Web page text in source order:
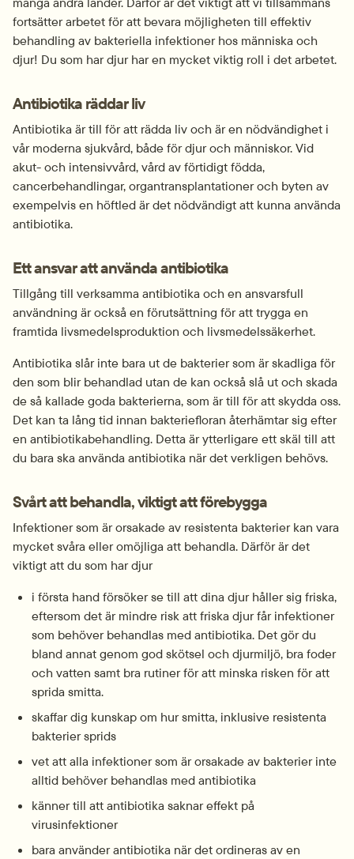
fortsätter arbetet för att bevara möjligheten till effektiv
behandling av bakteriella infektioner hos människa och
djur! Du som har djur har en mycket viktig roll i det arbetet.
Antibiotika räddar liv
Antibiotika är till för att rädda liv och är en nödvändighet i
vår moderna sjukvård, både för djur och människor. Vid
akut- och intensivvård, vård av förtidigt födda,
cancerbehandlingar, organtransplantationer och byten av
exempelvis en höftled är det nödvändigt att kunna använda
antibiotika.
Ett ansvar att använda antibiotika
Tillgång till verksamma antibiotika och en ansvarsfull
användning är också en förutsättning för att trygga en
framtida livsmedelsproduktion och livsmedelssäkerhet.
Antibiotika slår inte bara ut de bakterier som är skadliga för
den som blir behandlad utan de kan också slå ut och skada
de så kallade goda bakterierna, som är till för att skydda oss.
Det kan ta lång tid innan bakteriefloran återhämtar sig efter
en antibiotikabehandling. Detta är ytterligare ett skäl till att
du bara ska använda antibiotika när det verkligen behövs.
Svårt att behandla, viktigt att förebygga
Infektioner som är orsakade av resistenta bakterier kan vara
mycket svåra eller omöjliga att behandla. Därför är det
viktigt att du som har djur
i första hand försöker se till att dina djur håller sig friska,
eftersom det är mindre risk att friska djur får infektioner
som behöver behandlas med antibiotika. Det gör du
bland annat genom god skötsel och djurmiljö, bra foder
och vatten samt bra rutiner för att minska risken för att
sprida smitta.
skaffar dig kunskap om hur smitta, inklusive resistenta
bakterier sprids
vet att alla infektioner som är orsakade av bakterier inte
alltid behöver behandlas med antibiotika
känner till att antibiotika saknar effekt på
virusinfektioner
bara använder antibiotika när det ordineras av en